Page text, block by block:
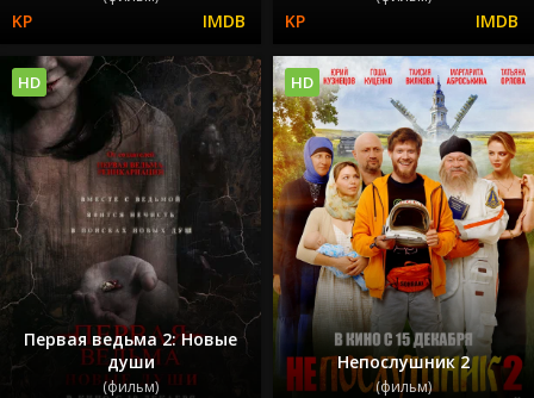
Первая ведьма 2: Новые
души
(фильм)
HD
Непослушник 2
(фильм)
HD